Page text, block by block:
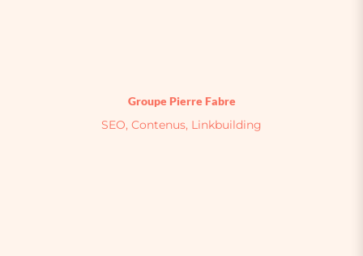
Groupe Pierre Fabre
SEO, Contenus, Linkbuilding